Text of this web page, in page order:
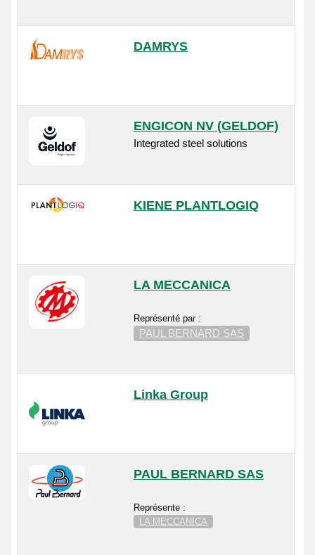
DAMRYS
ENGICON NV (GELDOF)
Integrated steel solutions
KIENE PLANTLOGIQ
LA MECCANICA
Représenté par :
PAUL BERNARD SAS
Linka Group
PAUL BERNARD SAS
Représente :
LA MECCANICA